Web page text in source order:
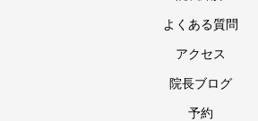
よくある質問
アクセス
院長ブログ
予約